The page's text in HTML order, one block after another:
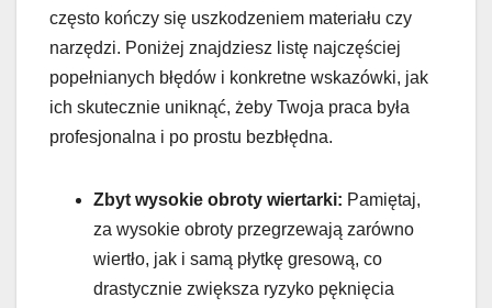
często kończy się uszkodzeniem materiału czy
narzędzi. Poniżej znajdziesz listę najczęściej
popełnianych błędów i konkretne wskazówki, jak
ich skutecznie uniknąć, żeby Twoja praca była
profesjonalna i po prostu bezbłędna.
Zbyt wysokie obroty wiertarki: Pamiętaj,
za wysokie obroty przegrzewają zarówno
wiertło, jak i samą płytkę gresową, co
drastycznie zwiększa ryzyko pęknięcia